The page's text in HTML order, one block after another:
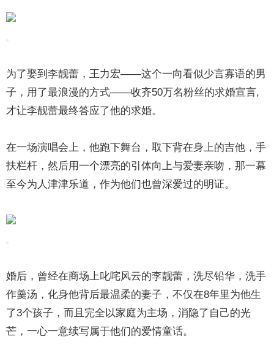
为了娶到李靓蕾，王力宏——这个一向看似少言寡语的男
子，用了最浪漫的方式——收齐50万名粉丝的求婚宣言,
才让李靓蕾最终答应了他的求婚。
在一场演唱会上，他跑下舞台，取下背在身上的吉他，手
扶栏杆，然后用一个漂亮的引体向上与爱妻亲吻，那一幕
至今为人津津乐道，作为他们也曾深爱过的明证。
婚后，曾经在商场上叱咤风云的李靓蕾，洗尽铅华，洗手
作羹汤，化身他背后最温柔的妻子，不仅在8年里为他生
了3个孩子，而且完全以家庭为主场，消隐了自己的光
芒，一心一意续写属于他们的爱情童话。